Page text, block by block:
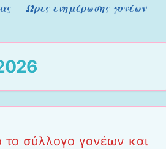
Ώρες ενημέρωσης γονέων
το σύλλογο γονέων και